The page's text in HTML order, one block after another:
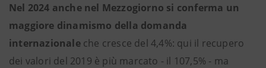
Nel 2024 anche nel Mezzogiorno si conferma un
maggiore dinamismo della domanda
internazionaleche cresce del 4,4%: qui il recupero
dei valori del 2019 è più marcato - il 107,5% - ma